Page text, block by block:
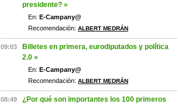
presidente? »
En: E-Campany@
Recomendación: ALBERT MEDRÁN
09:03
Billetes en primera, eurodiputados y política
2.0 »
En: E-Campany@
Recomendación: ALBERT MEDRÁN
08:49
¿Por qué son importantes los 100 primeros